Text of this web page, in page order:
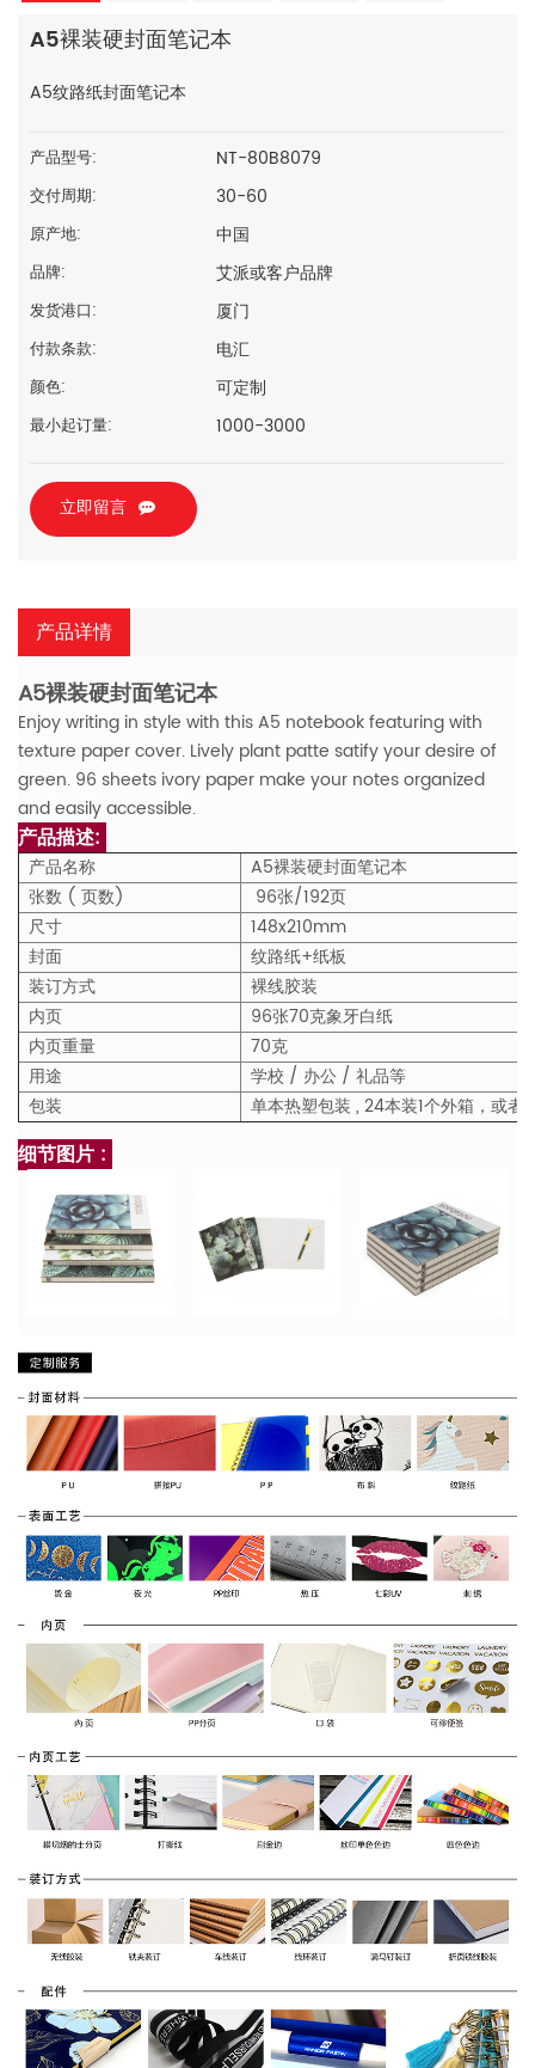
A5裸装硬封面笔记本
A5纹路纸封面笔记本
产品型号: NT-80B8079
交付周期: 30-60
原产地: 中国
品牌: 艾派或客户品牌
发货港口: 厦门
付款条款: 电汇
颜色: 可定制
最小起订量: 1000-3000
立即留言
产品详情
A5裸装硬封面笔记本
Enjoy writing in style with this A5 notebook featuring with
texture paper cover. Lively plant patte satify your desire of
green. 96 sheets ivory paper make your notes organized
and easily accessible.
产品描述:
产品名称
A5裸装硬封面笔记本
张数 ( 页数)
96张/192页
尺寸
148x210mm
封面
纹路纸+纸板
装订方式
裸线胶装
内页
96张70克象牙白纸
内页重量
70克
用途
学校 / 办公 / 礼品等
包装
单本热塑包装 , 24本装1个外箱，或
细节图片 :